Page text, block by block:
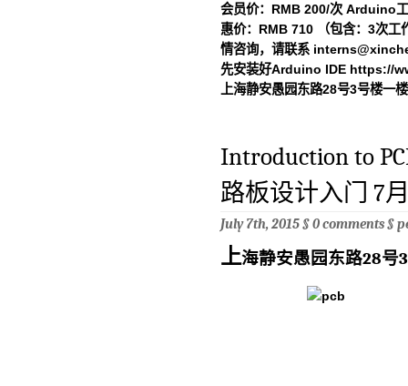
会员价：RMB 200/次 Arduino
惠价：RMB 710 （包含：3次
情咨询，请联系
先安装好Arduino IDE https://
上海静安愚园东路28号3号楼一
Introduction to
路板设计入门 7
July 7th, 2015 §0 comments§
上海静安愚园东路28号